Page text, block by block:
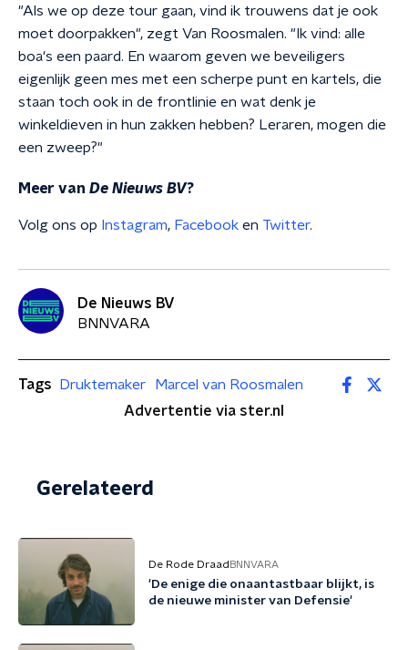
"Als we op deze tour gaan, vind ik trouwens dat je ook
moet doorpakken", zegt Van Roosmalen. "Ik vind: alle
boa's een paard. En waarom geven we beveiligers
eigenlijk geen mes met een scherpe punt en kartels, die
staan toch ook in de frontlinie en wat denk je
winkeldieven in hun zakken hebben? Leraren, mogen die
een zweep?"
Meer van De Nieuws BV?
Volg ons op Instagram, Facebook en Twitter.
De Nieuws BV
BNNVARA
Tags Druktemaker
Marcel van Roosmalen
Advertentie via ster.nl
Gerelateerd
De Rode Draad BNNVARA
'De enige die onaantastbaar blijkt, is
de nieuwe minister van Defensie'